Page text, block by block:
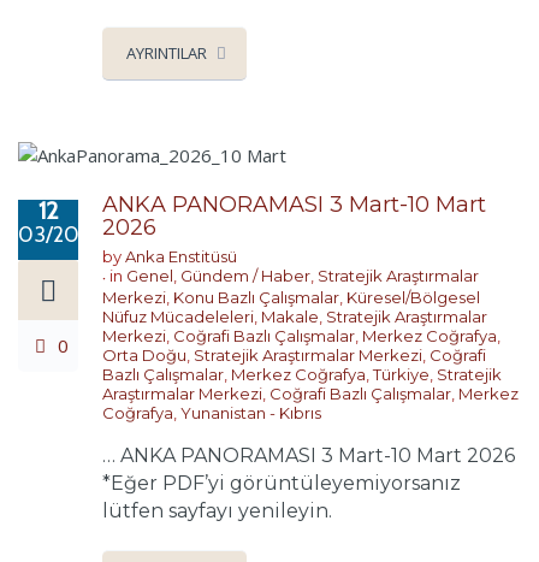
AYRINTILAR
12
03/2026
0
ANKA PANORAMASI 3 Mart-10 Mart
2026
byAnka Enstitüsü
in Genel, Gündem / Haber, Stratejik Araştırmalar
Merkezi, Konu Bazlı Çalışmalar, Küresel/Bölgesel
Nüfuz Mücadeleleri, Makale, Stratejik Araştırmalar
Merkezi, Coğrafi Bazlı Çalışmalar, Merkez Coğrafya,
Orta Doğu, Stratejik Araştırmalar Merkezi, Coğrafi
Bazlı Çalışmalar, Merkez Coğrafya,Türkiye, Stratejik
Araştırmalar Merkezi, Coğrafi Bazlı Çalışmalar, Merkez
Coğrafya,Yunanistan - Kıbrıs
… ANKA PANORAMASI 3 Mart-10 Mart 2026
*Eğer PDF’yi görüntüleyemiyorsanız
lütfen sayfayı yenileyin.